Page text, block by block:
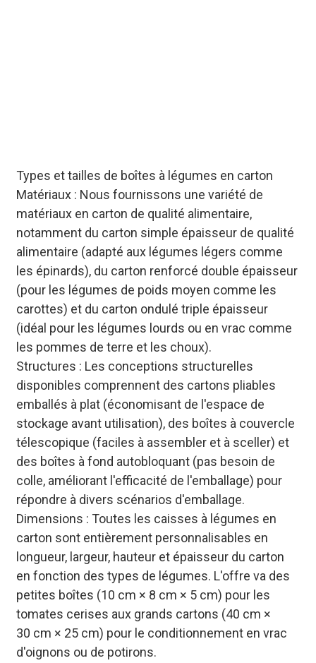
Types et tailles de boîtes à légumes en carton
Matériaux : Nous fournissons une variété de
matériaux en carton de qualité alimentaire,
notamment du carton simple épaisseur de qualité
alimentaire (adapté aux légumes légers comme
les épinards), du carton renforcé double épaisseur
(pour les légumes de poids moyen comme les
carottes) et du carton ondulé triple épaisseur
(idéal pour les légumes lourds ou en vrac comme
les pommes de terre et les choux).
Structures : Les conceptions structurelles
disponibles comprennent des cartons pliables
emballés à plat (économisant de l'espace de
stockage avant utilisation), des boîtes à couvercle
télescopique (faciles à assembler et à sceller) et
des boîtes à fond autobloquant (pas besoin de
colle, améliorant l'efficacité de l'emballage) pour
répondre à divers scénarios d'emballage.
Dimensions : Toutes les caisses à légumes en
carton sont entièrement personnalisables en
longueur, largeur, hauteur et épaisseur du carton
en fonction des types de légumes. L'offre va des
petites boîtes (10 cm × 8 cm × 5 cm) pour les
tomates cerises aux grands cartons (40 cm ×
30 cm × 25 cm) pour le conditionnement en vrac
d'oignons ou de potirons.